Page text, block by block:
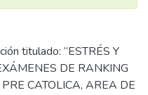
titulado: “ESTRÉS Y
DE RANKING
CATOLICA, AREA DE